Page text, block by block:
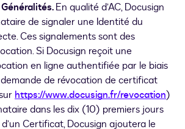
En qualité d’AC, Docusign
de signaler une Identité du
Ces signalements sont des
Si Docusign reçoit une
en ligne authentifiée par le biais
de révocation de certificat
https://www.docusign.fr/revocation)
dans les dix (10) premiers jours
d’un Certificat, Docusign ajoutera le